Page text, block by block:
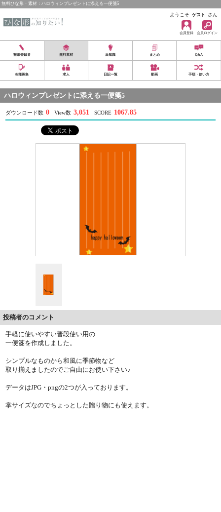
無料ひな形・素材：ハロウィンプレゼントに添える一便箋5
ようこそ ゲスト さん
会員登録 会員ログイン
雛形登録者 無料素材 豆知識 まとめ Q&A
各種募集 求人 日記一覧 動画 手順・使い方
ハロウィンプレゼントに添える一便箋5
ダウンロード数 0 View数 3,051 SCORE 1067.85
投稿者のコメント
手軽に使いやすい普段使い用の
一便箋を作成しました。
シンプルなものから和風に季節物など
取り揃えましたのでご自由にお使い下さい♪
データはJPG・pngの2つが入っております。
掌サイズなのでちょっとした贈り物にも使えます。